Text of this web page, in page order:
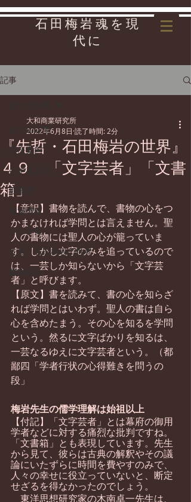
石田梅岩魂を現
代に
記事
全ての記事
講座案内
心学風土記
影響者
地域情報
リンク集
先哲・石田梅岩の世界
書籍紹介
『先哲・石田梅岩の世界』
４９ 「文字芸者」「文書
箱」
大和商業研究所
2022年6月8日 読了時間: 2分
【意訳】書物を読んで、書物の心をつ
かまなければ学問とは言えません。聖
人の書物には聖人の心が籠っていま
す。しかし文字のみを追っているので
は、一芸しか知らないから「文字芸
者」と呼びます。
【原文】書を読みて、書の心を知らざ
れば学問とはいわず。聖人の書は自ら
心を含めたまう。その心を知るを学問
という。然るに文字ばかりを知るは、
一芸なるゆえに文字芸者という。（都
鄙四「学者行状の心得難きを問うの
段」
梅岩先生の儒学理解は始祖以上
【付記】「文字芸者」とは幕府の御用
学者などに対する痛烈な批判ですね。
「文書箱」とも表現しています。先生
から見て、彼らは古典の解釈やその議
論にいたずらに時間を費やすのみで、
人々の幸せに役立っていないと、断定
せざるを得なかったのでしょう。
東洋思想研究家の木南卓一先生は、